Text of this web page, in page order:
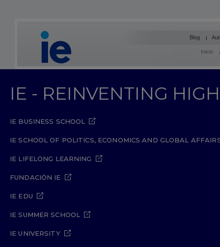
Blog
Inicio
IE - REINVENTING
IE BUSINESS SCHOOL
IE SCHOOL OF POLITICS, ECONOMICS AND GLOBAL
IE LIFELONG LEARNING
FUNDACIÓN IE
IE EDU
IE SUMMER SCHOOL
IE UNIVERSITY